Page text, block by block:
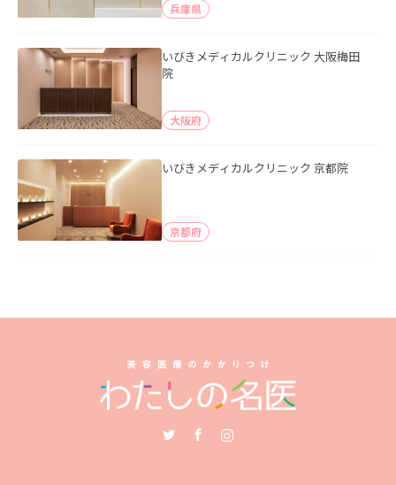
兵庫県
いびきメディカルクリニック 大阪梅田
院
大阪府
いびきメディカルクリニック 京都院
京都府